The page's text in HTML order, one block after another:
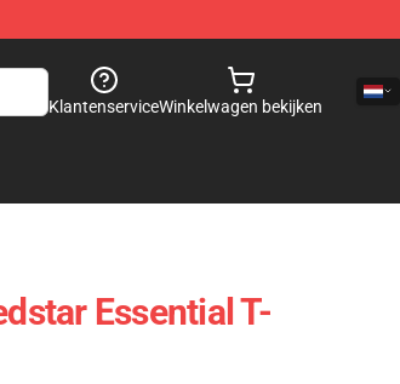
KlantenserviceWinkelwagen bekijken
Essential T-